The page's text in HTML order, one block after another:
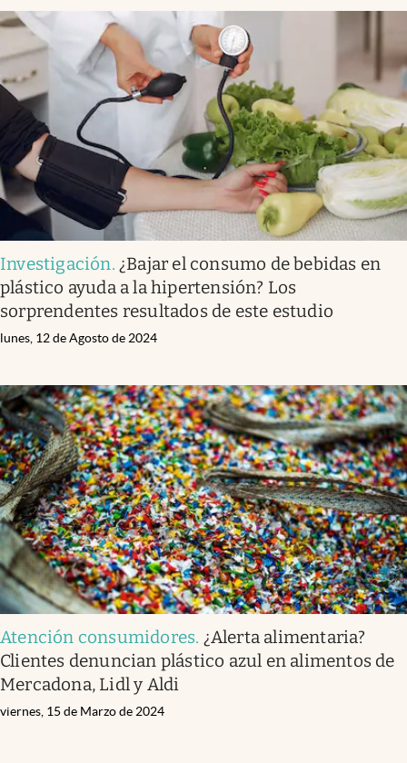
Investigación. ¿Bajar el consumo de bebidas en
plástico ayuda a la hipertensión? Los
sorprendentes resultados de este estudio
lunes, 12 de Agosto de 2024
Atención consumidores. ¿Alerta alimentaria?
Clientes denuncian plástico azul en alimentos de
Mercadona, Lidl y Aldi
viernes, 15 de Marzo de 2024